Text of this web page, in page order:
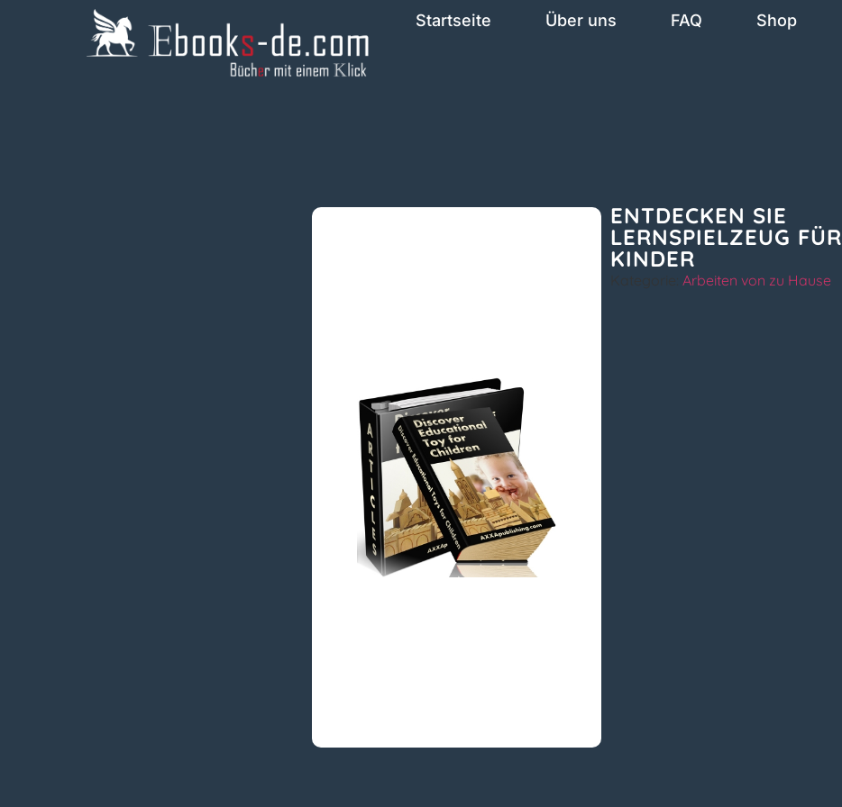
Startseite Über uns FAQ Shop
ENTDECKEN SIE
LERNSPIELZEUG FÜR
KINDER
Kategorie:Arbeiten von zu Hause